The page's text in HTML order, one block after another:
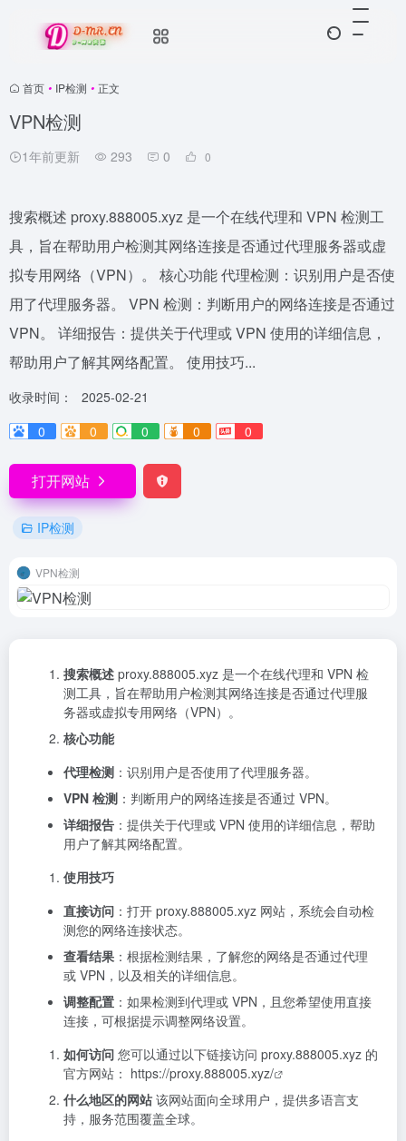
首页 • IP检测 • 正文
VPN检测
1年前更新 293 0 0
搜索概述 proxy.888005.xyz 是一个在线代理和 VPN 检测工
具，旨在帮助用户检测其网络连接是否通过代理服务器或虚
拟专用网络（VPN）。 核心功能 代理检测：识别用户是否使
用了代理服务器。 VPN 检测：判断用户的网络连接是否通过
VPN。 详细报告：提供关于代理或 VPN 使用的详细信息，
帮助用户了解其网络配置。 使用技巧...
收录时间：
2025-02-21
0
0 0 0 0
打开网站
IP检测
VPN检测
搜索概述 proxy.888005.xyz 是一个在线代理和 VPN 检
测工具，旨在帮助用户检测其网络连接是否通过代理服
务器或虚拟专用网络（VPN）。
核心功能
代理检测 ：识别用户是否使用了代理服务器。
VPN 检测 ：判断用户的网络连接是否通过 VPN。
详细报告 ：提供关于代理或 VPN 使用的详细信息，帮助
用户了解其网络配置。
使用技巧
直接访问 ：打开 proxy.888005.xyz 网站，系统会自动检
测您的网络连接状态。
查看结果 ：根据检测结果，了解您的网络是否通过代理
或 VPN，以及相关的详细信息。
调整配置 ：如果检测到代理或 VPN，且您希望使用直接
连接，可根据提示调整网络设置。
如何访问 您可以通过以下链接访问 proxy.888005.xyz 的
官方网站： https://proxy.888005.xyz/
什么地区的网站 该网站面向全球用户，提供多语言支
持，服务范围覆盖全球。